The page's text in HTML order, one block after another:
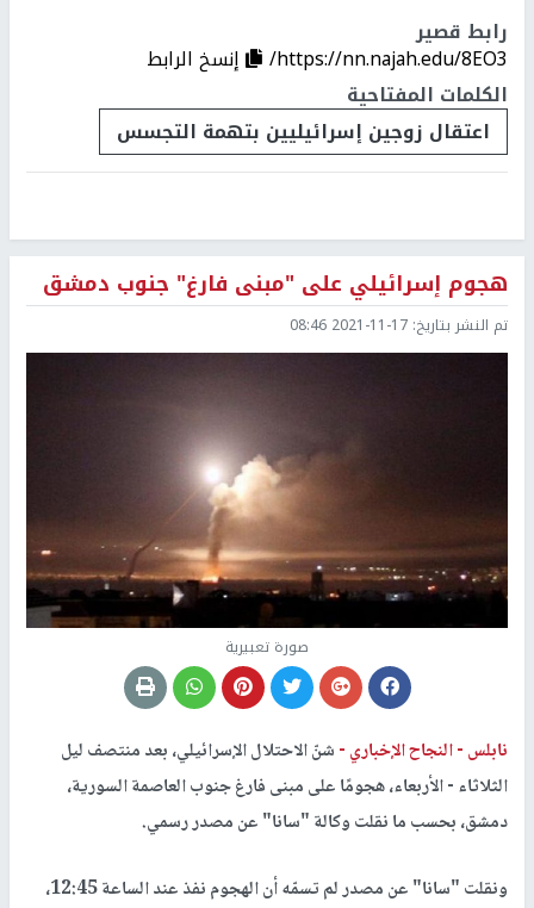
رابط قصير
https://nn.najah.edu/8EO3/
إنسخ الرابط
الكلمات المفتاحية
اعتقال زوجين إسرائيليين بتهمة التجسس
هجوم إسرائيلي على "مبنى فارغ" جنوب دمشق
تم النشر بتاريخ: 2021-11-17 08:46
صورة تعبيرية
نابلس -النجاح الإخباري -شنّ الاحتلال الإسرائيلي، بعد منتصف ليل
الثلاثاء - الأربعاء، هجومًا على مبنى فارغ جنوب العاصمة السورية،
دمشق، بحسب ما نقلت وكالة "سانا" عن مصدر رسمي.
ونقلت "سانا" عن مصدر لم تسمّه أن الهجوم نفذ عند الساعة 12:45،